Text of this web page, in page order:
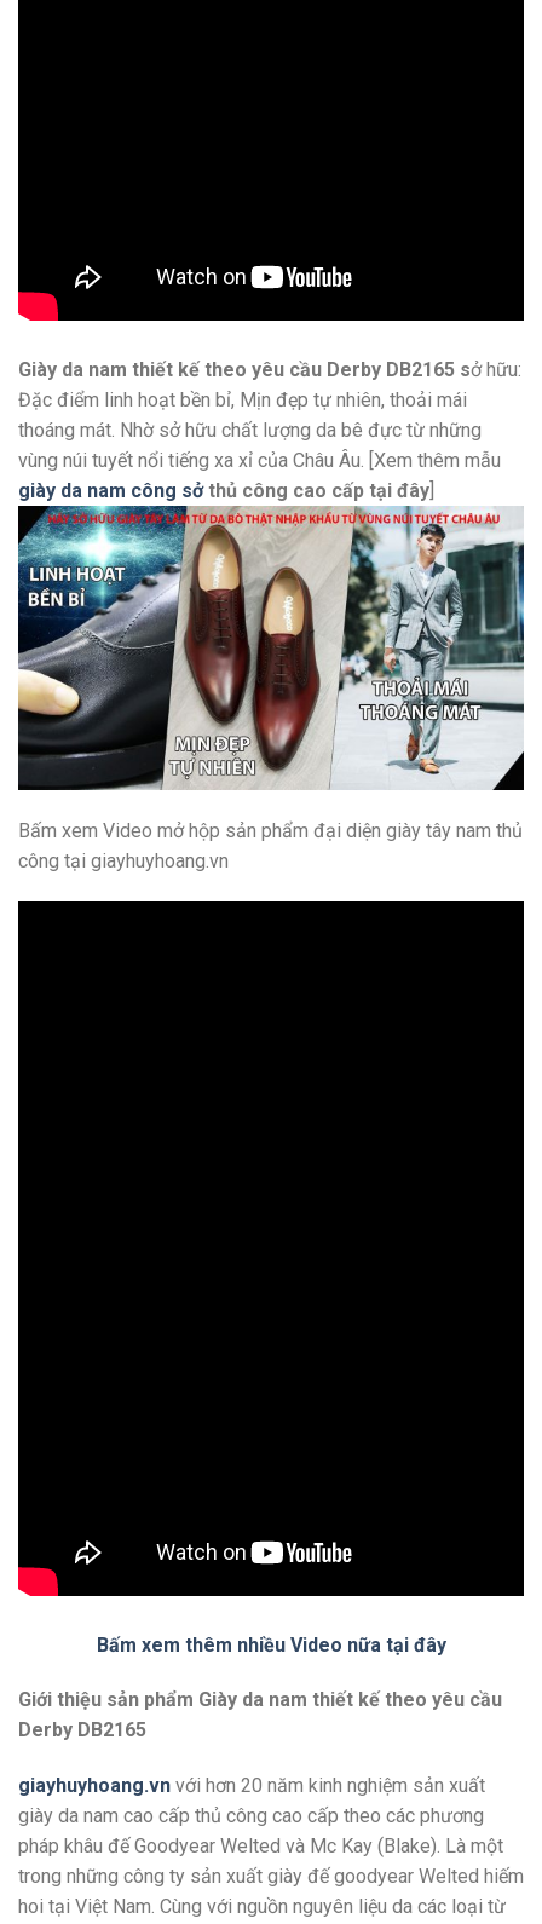
Giày da nam thiết kế theo yêu cầu Derby DB2165 sở hữu:
Đặc điểm linh hoạt bền bỉ, Mịn đẹp tự nhiên, thoải mái
thoáng mát. Nhờ sở hữu chất lượng da bê đực từ những
vùng núi tuyết nổi tiếng xa xỉ của Châu Âu. [Xem thêm mẫu
giày da nam công sởthủ công cao cấp tại đây
Bấm xem Video mở hộp sản phẩm đại diện giày tây nam thủ
công tại giayhuyhoang.vn
Bấm xem thêm nhiều Video nữa tại đây
Giới thiệu sản phẩm Giày da nam thiết kế theo yêu cầu
Derby DB2165
giayhuyhoang.vn với hơn 20 năm kinh nghiệm sản xuất
giày da nam cao cấp thủ công cao cấp theo các phương
pháp khâu đế Goodyear Welted và Mc Kay (Blake). Là một
trong những công ty sản xuất giày đế goodyear Welted hiếm
hoi tại Việt Nam. Cùng với nguồn nguyên liệu da các loại từ